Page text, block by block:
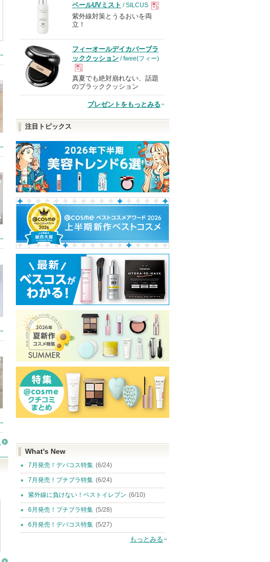
ベールUVミスト / SILCUS
現
品
紫外線対策とうるおいを両
立！
フィーオールデイカバーブラ
ッククッション / fwee(フィー)
現
真夏でも絶対崩れない、話題
のブラッククッション
プレゼントをもっとみる
注目トピックス
What's New
7月発売！デパコス特集 (6/24)
7月発売！プチプラ特集 (6/24)
紫外線に負けない！ベストイレブン (6/10)
6月発売！プチプラ特集 (5/28)
6月発売！デパコス特集 (5/27)
もっとみる